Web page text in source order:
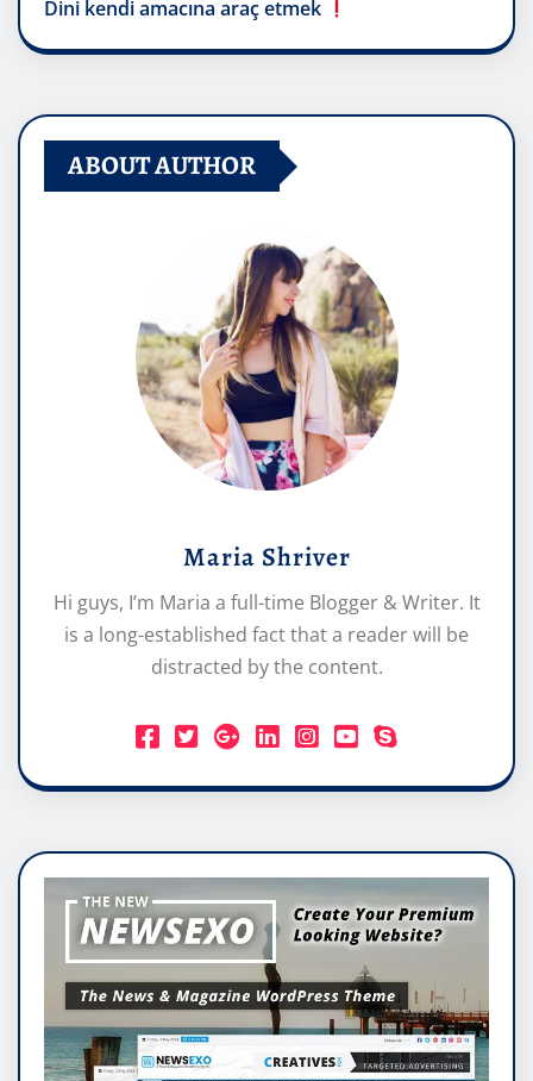
Dini kendi amacına araç etmek
ABOUT AUTHOR
Maria Shriver
Hi guys, I’m Maria a full-time Blogger & Writer. It
is a long-established fact that a reader will be
distracted by the content.